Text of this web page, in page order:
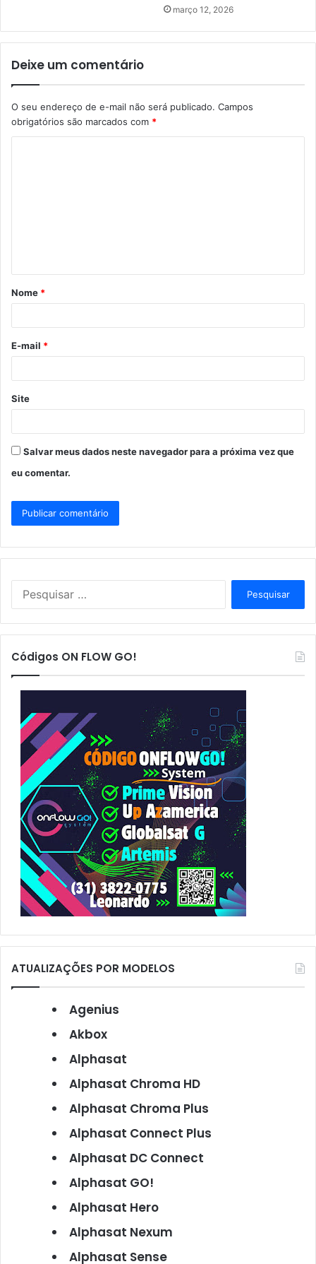
março 12, 2026
Deixe um comentário
O seu endereço de e-mail não será publicado. Campos
obrigatórios são marcados com *
á
r
*
Nome *
E-mail *
Site
Salvar meus dados neste navegador para a próxima vez que
eu comentar.
s
a
p
o
r
:
Códigos ON FLOW GO!
ATUALIZAÇÕES POR MODELOS
Agenius
Akbox
Alphasat
Alphasat Chroma HD
Alphasat Chroma Plus
Alphasat Connect Plus
Alphasat DC Connect
Alphasat GO!
Alphasat Hero
Alphasat Nexum
Alphasat Sense